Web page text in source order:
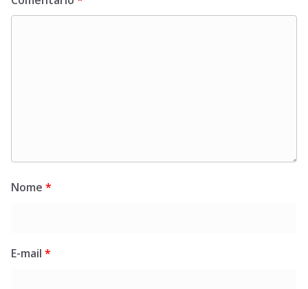
Nome *
E-mail *